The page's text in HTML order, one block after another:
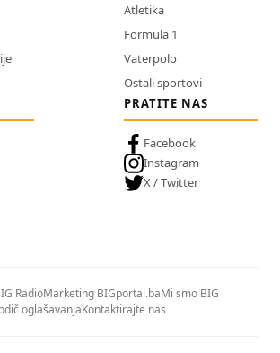
Atletika
Formula 1
Vaterpolo
Ostali sportovi
PRATITE NAS
Facebook
Instagram
X / Twitter
RadioMarketing BIGportal.baMi smo BIG
oglašavanjaKontaktirajte nas